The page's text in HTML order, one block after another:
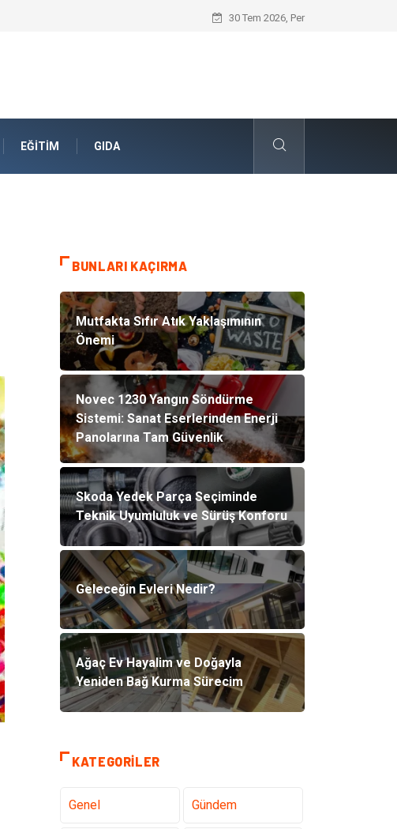
Skoda Yedek Parça Seçiminde Teknik
30 Tem 2026, Per
EĞITIM GIDA
BUNLARI KAÇIRMA
Mutfakta Sıfır Atık Yaklaşımının
Önemi
Novec 1230 Yangın Söndürme
Sistemi: Sanat Eserlerinden Enerji
Panolarına Tam Güvenlik
Skoda Yedek Parça Seçiminde
Teknik Uyumluluk ve Sürüş Konforu
Geleceğin Evleri Nedir?
Ağaç Ev Hayalim ve Doğayla
Yeniden Bağ Kurma Sürecim
KATEGORILER
Genel Gündem